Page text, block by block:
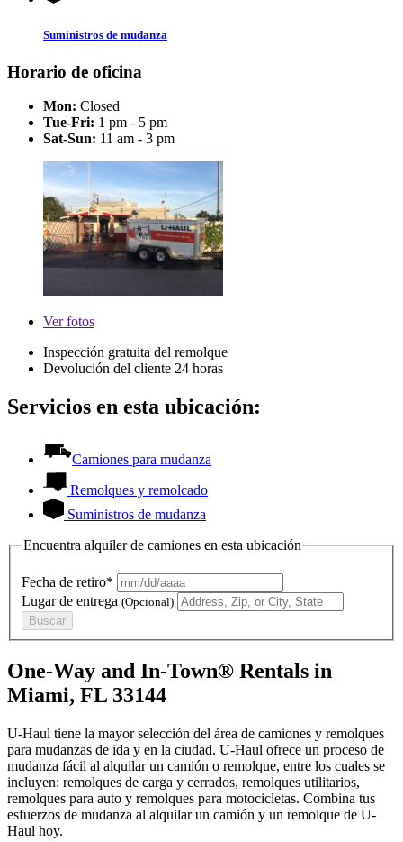
Suministros de mudanza
Horario de oficina
Mon: Closed
Tue-Fri: 1 pm - 5 pm
Sat-Sun: 11 am - 3 pm
Verfotos
Inspección gratuita del remolque
Devolución del cliente 24 horas
Servicios en esta ubicación:
Camiones para mudanza
Remolques y remolcado
Suministros de mudanza
Encuentra alquiler de camiones en esta ubicación
Fecha de retiro*
Lugar de entrega (Opcional)
Buscar
One-Way and In-Town® Rentals in
Miami, FL 33144
U-Haul tiene la mayor selección del área de camiones y remolques
para mudanzas de ida y en la ciudad. U-Haul ofrece un proceso de
mudanza fácil al alquilar un camión o remolque, entre los cuales se
incluyen: remolques de carga y cerrados, remolques utilitarios,
remolques para auto y remolques para motocicletas. Combina tus
esfuerzos de mudanza al alquilar un camión y un remolque de U-
Haul hoy.